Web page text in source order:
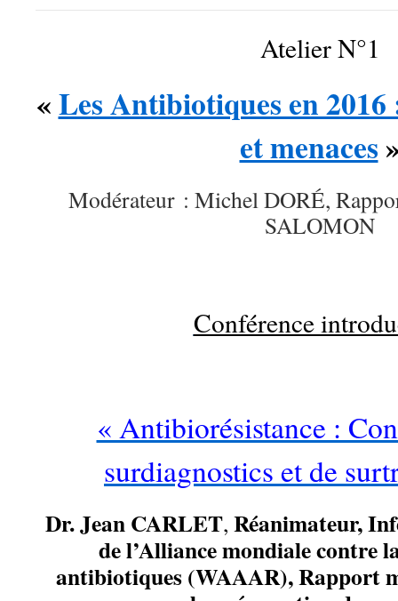
Atelier N°1
«Les Antibiotiques en 2016
et menaces
Modérateur : Michel DORÉ,
SALOMON
Conférence
« Antibiorésistance :
surdiagnostics et de
Dr.Jean CARLET, Réanimateur,
de l’Alliance mondiale contre
antibiotiques (WAAAR), Rapport